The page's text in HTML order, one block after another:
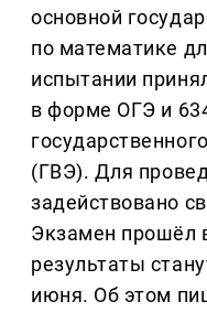
основной
по математике
испытании
в форме ОГЭ и
(ГВЭ). Для
задействовано
Экзамен прошёл
результаты
июня. Об этом